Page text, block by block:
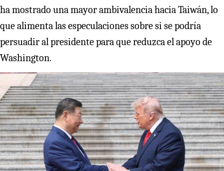
ha mostrado una mayor ambivalencia hacia Taiwán, lo
que alimenta las especulaciones sobre si se podría
persuadir al presidente para que reduzca el apoyo de
Washington.